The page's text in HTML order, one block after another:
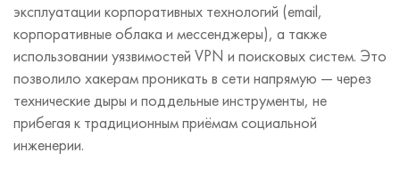
эксплуатации корпоративных технологий (email,
корпоративные облака и мессенджеры), а также
использовании уязвимостей VPN и поисковых систем. Это
позволило хакерам проникать в сети напрямую — через
технические дыры и поддельные инструменты, не
прибегая к традиционным приёмам социальной
инженерии.